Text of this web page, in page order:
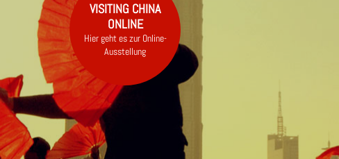
VISITING CHINA
ONLINE
Hier geht es zur Online-
Ausstellung